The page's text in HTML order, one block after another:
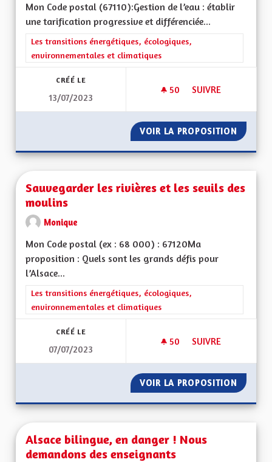
Mon Code postal (67110):Gestion de l’eau : établir
une tarification progressive et différenciée...
Filtrer les résultats de la catégorie : Les transitions
Les transitions énergétiques, écologiques,
environnementales et climatiques
CRÉÉ LE
13/07/2023
50 50 ABONNÉS
SUIVRE
VOIR LA PROPOSITION
Sauvegarder les rivières et les seuils des
moulins
Monique
Mon Code postal (ex : 68 000) : 67120Ma
proposition : Quels sont les grands défis pour
l’Alsace...
Filtrer les résultats de la catégorie : Les transitions
Les transitions énergétiques, écologiques,
environnementales et climatiques
CRÉÉ LE
07/07/2023
50 50 ABONNÉS
SUIVRE
VOIR LA PROPOSITION
Alsace bilingue, en danger ! Nous
demandons des enseignants